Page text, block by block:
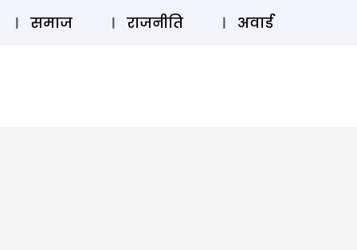
लॉग इन ⚲ SUBSCRIBE
समाज राजनीति अवार्ड